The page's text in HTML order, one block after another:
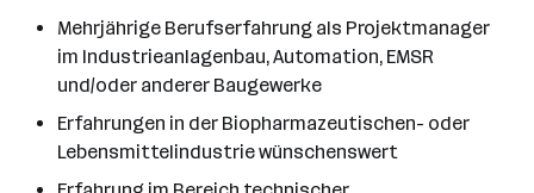
Mehrjährige Berufserfahrung als Projektmanager
im Industrieanlagenbau, Automation, EMSR
und/oder anderer Baugewerke
Erfahrungen in der Biopharmazeutischen- oder
Lebensmittelindustrie wünschenswert